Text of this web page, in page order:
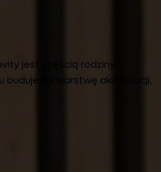
jest częścią rodziny
budujemy warstwę akumulacji,